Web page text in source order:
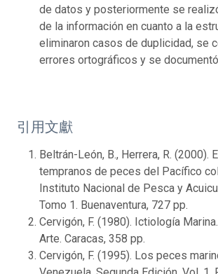
de datos y posteriormente se
de la información en cuanto a la
eliminaron casos de duplicidad, se
errores ortográficos y se
引用文獻
Beltrán-León, B., Herrera, R. (2000).
tempranos de peces del Pacífico
Instituto Nacional de Pesca y
Tomo 1. Buenaventura, 727 pp.
Cervigón, F. (1980). Ictiología
Arte. Caracas, 358 pp.
Cervigón, F. (1995). Los peces